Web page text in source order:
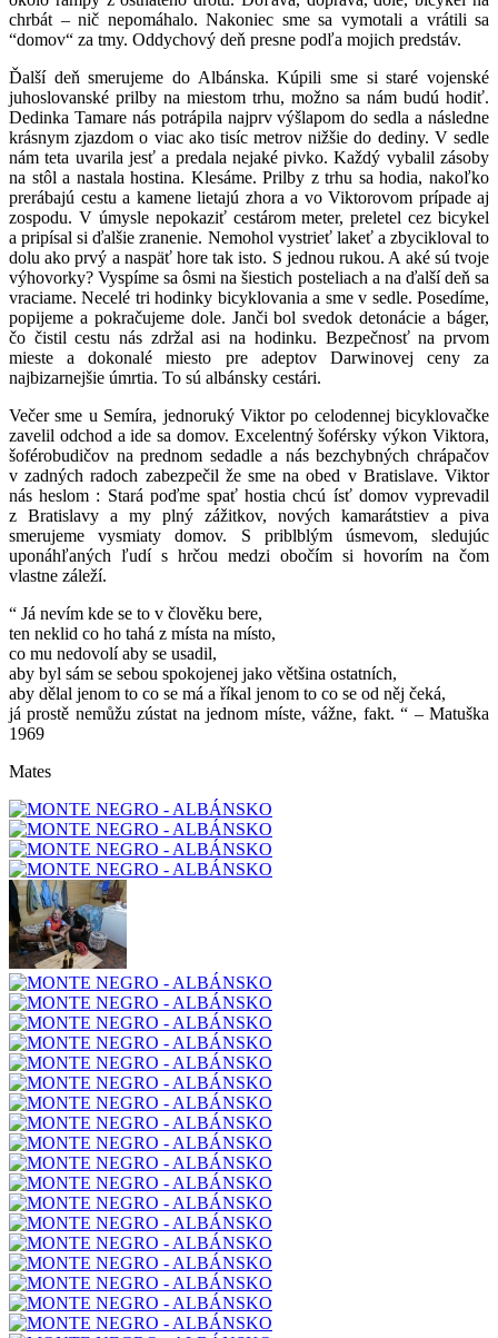
chrbát – nič nepomáhalo. Nakoniec sme sa vymotali a vrátili sa
“domov“ za tmy. Oddychový deň presne podľa mojich predstáv.
Ďalší deň smerujeme do Albánska. Kúpili sme si staré vojenské
juhoslovanské prilby na miestom trhu, možno sa nám budú hodiť.
Dedinka Tamare nás potrápila najprv výšlapom do sedla a následne
krásnym zjazdom o viac ako tisíc metrov nižšie do dediny. V sedle
nám teta uvarila jesť a predala nejaké pivko. Každý vybalil zásoby
na stôl a nastala hostina. Klesáme. Prilby z trhu sa hodia, nakoľko
prerábajú cestu a kamene lietajú zhora a vo Viktorovom prípade aj
zospodu. V úmysle nepokaziť cestárom meter, preletel cez bicykel
a pripísal si ďalšie zranenie. Nemohol vystrieť lakeť a zbycikloval to
dolu ako prvý a naspäť hore tak isto. S jednou rukou. A aké sú tvoje
výhovorky? Vyspíme sa ôsmi na šiestich posteliach a na ďalší deň sa
vraciame. Necelé tri hodinky bicyklovania a sme v sedle. Posedíme,
popijeme a pokračujeme dole. Janči bol svedok detonácie a báger,
čo čistil cestu nás zdržal asi na hodinku. Bezpečnosť na prvom
mieste a dokonalé miesto pre adeptov Darwinovej ceny za
najbizarnejšie úmrtia. To sú albánsky cestári.
Večer sme u Semíra, jednoruký Viktor po celodennej bicyklovačke
zavelil odchod a ide sa domov. Excelentný šoférsky výkon Viktora,
šoférobudičov na prednom sedadle a nás bezchybných chrápačov
v zadných radoch zabezpečil že sme na obed v Bratislave. Viktor
nás heslom : Stará poďme spať hostia chcú ísť domov vyprevadil
z Bratislavy a my plný zážitkov, nových kamarátstiev a piva
smerujeme vysmiaty domov. S priblblým úsmevom, sledujúc
uponáhľaných ľudí s hrčou medzi obočím si hovorím na čom
vlastne záleží.
“ Já nevím kde se to v člověku bere,
ten neklid co ho tahá z místa na místo,
co mu nedovolí aby se usadil,
aby byl sám se sebou spokojenej jako většina ostatních,
aby dělal jenom to co se má a říkal jenom to co se od něj čeká,
já prostě nemůžu zústat na jednom míste, vážne, fakt. “ – Matuška
1969
Mates